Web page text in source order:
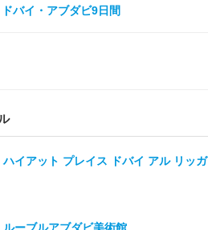
バイ・アブダビ9日間
ハイアット プレイス ドバイ アル リッガ
ルーブルアブダビ美術館